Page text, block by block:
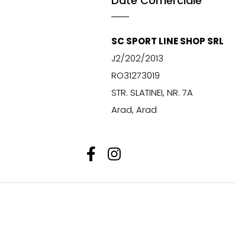
SC SPORT LINE SHOP SRL
J2/202/2013
RO31273019
STR. SLATINEI, NR. 7A
Arad, Arad